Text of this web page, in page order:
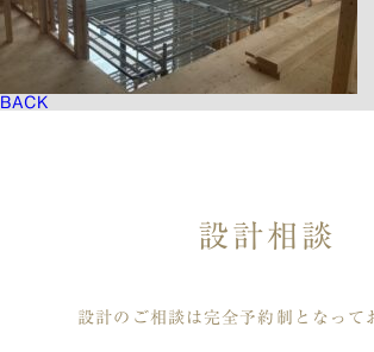
BACK
設計相談
設計のご相談は完全予約制となって